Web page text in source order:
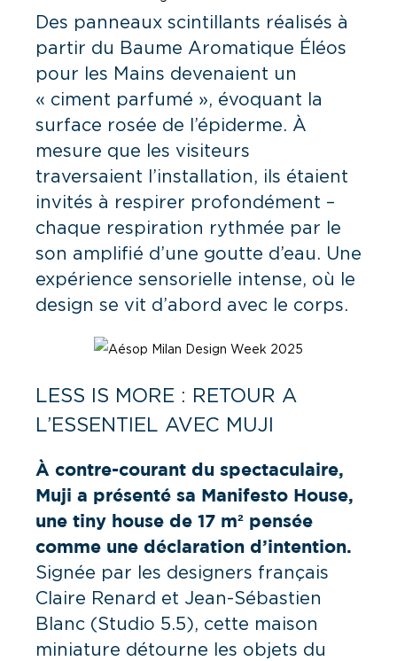
Des panneaux scintillants réalisés à
partir du Baume Aromatique Éléos
pour les Mains devenaient un
« ciment parfumé », évoquant la
surface rosée de l’épiderme. À
mesure que les visiteurs
traversaient l’installation, ils étaient
invités à respirer profondément –
chaque respiration rythmée par le
son amplifié d’une goutte d’eau. Une
expérience sensorielle intense, où le
design se vit d’abord avec le corps.
LESS IS MORE : RETOUR A
L’ESSENTIEL AVEC MUJI
À contre-courant du spectaculaire,
Muji a présenté sa
Manifesto House,
une tiny house de 17 m² pensée
comme une déclaration d’intention.
Signée par les designers français
Claire Renard et Jean-Sébastien
Blanc (Studio 5.5), cette maison
miniature détourne les objets du